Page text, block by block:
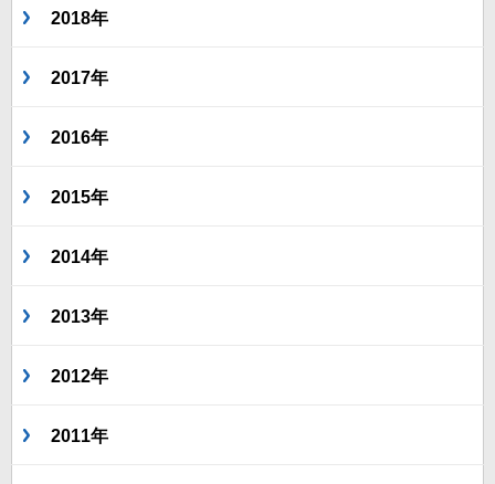
2018年
2017年
2016年
2015年
2014年
2013年
2012年
2011年